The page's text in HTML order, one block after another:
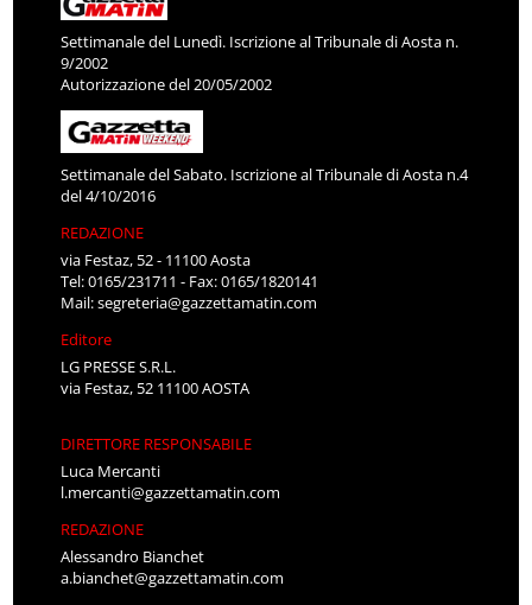
Settimanale del Lunedì. Iscrizione al Tribunale di Aosta n.
9/2002
Autorizzazione del 20/05/2002
Settimanale del Sabato. Iscrizione al Tribunale di Aosta n.4
del 4/10/2016
REDAZIONE
via Festaz, 52 - 11100 Aosta
Tel: 0165/231711 - Fax: 0165/1820141
Mail:segreteria@gazzettamatin.com
Editore
LG PRESSE S.R.L.
via Festaz, 52 11100 AOSTA
DIRETTORE RESPONSABILE
Luca Mercanti
l.mercanti@gazzettamatin.com
REDAZIONE
Alessandro Bianchet
a.bianchet@gazzettamatin.com